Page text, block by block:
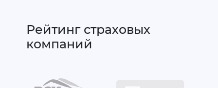
Рейтинг страховых
компаний